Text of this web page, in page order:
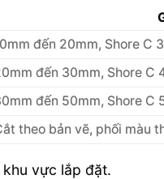
đến 20mm, Shore C
đến 30mm, Shore C
đến 50mm, Shore C
theo bản vẽ, phối màu
vực lắp đặt.